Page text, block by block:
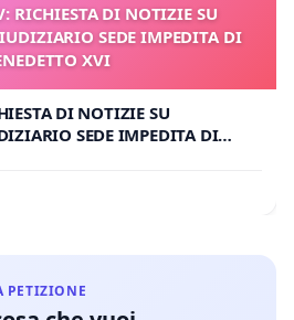
RICHIESTA DI NOTIZIE SU
SEDE IMPEDITA DI
XVI
DI NOTIZIE SU
SEDE IMPEDITA DI
PETIZIONE